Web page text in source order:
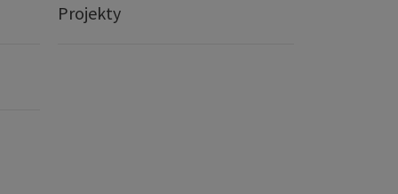
Projekty